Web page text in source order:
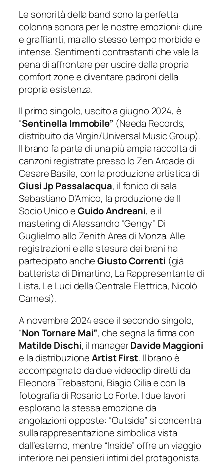
Le sonorità della band sono la perfetta
colonna sonora per le nostre emozioni: dure
e graffianti, ma allo stesso tempo morbide e
intense. Sentimenti contrastanti che vale la
pena di affrontare per uscire dalla propria
comfort zonee diventare padroni della
propria esistenza.
Il primo singolo, uscito a giugno 2024, è
“Sentinella Immobile” (Needa Records,
distribuito da Virgin/Universal Music Group).
Il brano fa parte di una più ampia raccolta di
canzoni registrate presso lo Zen Arcade di
Cesare Basile, con la produzione artistica di
Giusi Jp Passalacqua, il fonico di sala
Sebastiano D’Amico, la produzione de Il
Socio Unico eGuido Andreani, e il
mastering di Alessandro “Gengy” Di
Guglielmo allo Zenith Area di Monza. Alle
registrazioni e alla stesura dei brani ha
partecipato ancheGiusto Correnti (già
batterista di Dimartino, La Rappresentante di
Lista, Le Luci della Centrale Elettrica, Nicolò
Carnesi).
A novembre 2024 esce il secondo singolo,
“Non Tornare Mai”, che segna la firma con
Matilde Dischi, il managerDavide Maggioni
e la distribuzioneArtist First. Il brano è
accompagnato da due videoclip diretti da
Eleonora Trebastoni, Biagio Cilia e con la
fotografia di Rosario Lo Forte. I due lavori
esplorano la stessa emozione da
angolazioni opposte: “Outside” si concentra
sulla rappresentazione simbolica vista
dall’esterno, mentre “Inside”offre un viaggio
interiore nei pensieri intimi del protagonista.